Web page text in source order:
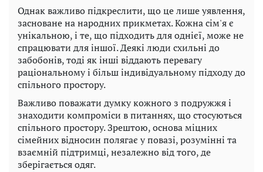
Однак важливо підкреслити, що це лише уявлення,
засноване на народних прикметах. Кожна сім'я є
унікальною, і те, що підходить для однієї, може не
спрацювати для іншої. Деякі люди схильні до
забобонів, тоді як інші віддають перевагу
раціональному і більш індивідуальному підходу до
спільного простору.
Важливо поважати думку кожного з подружжя і
знаходити компроміси в питаннях, що стосуються
спільного простору. Зрештою, основа міцних
сімейних відносин полягає у повазі, розумінні та
взаємній підтримці, незалежно від того, де
зберігається одяг.